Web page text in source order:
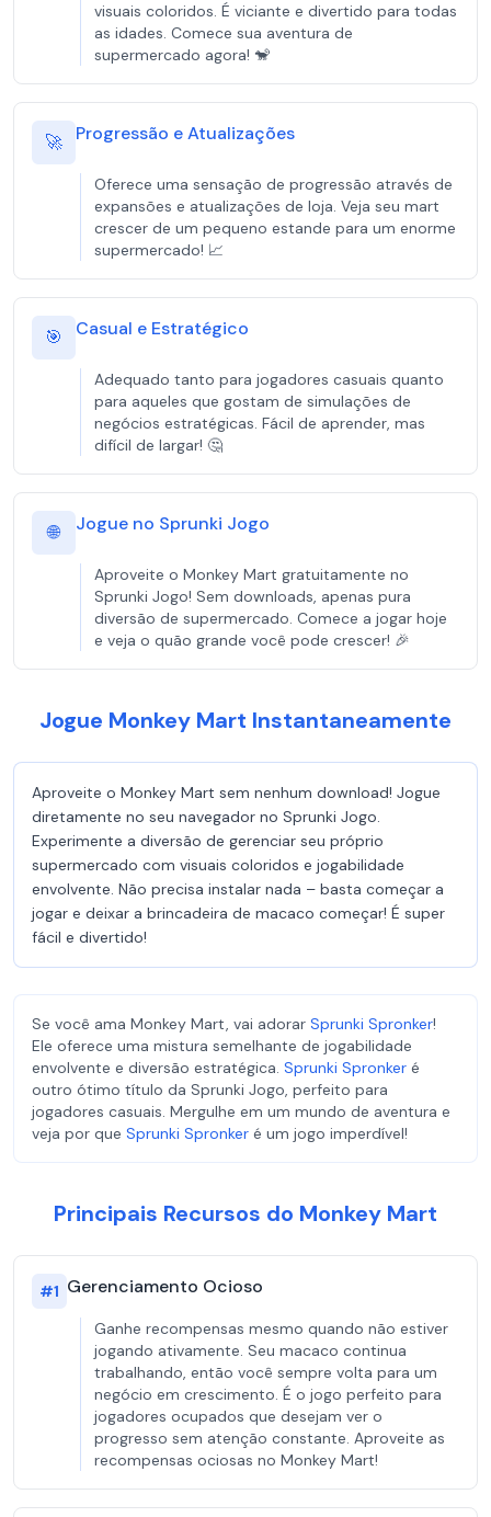
visuais coloridos. É viciante e divertido para todas
as idades. Comece sua aventura de
supermercado agora! 🐒
🚀 Progressão e Atualizações
Oferece uma sensação de progressão através de
expansões e atualizações de loja. Veja seu mart
crescer de um pequeno estande para um enorme
supermercado! 📈
🎯 Casual e Estratégico
Adequado tanto para jogadores casuais quanto
para aqueles que gostam de simulações de
negócios estratégicas. Fácil de aprender, mas
difícil de largar! 🤔
🌐 Jogue no Sprunki Jogo
Aproveite o Monkey Mart gratuitamente no
Sprunki Jogo! Sem downloads, apenas pura
diversão de supermercado. Comece a jogar hoje
e veja o quão grande você pode crescer! 🎉
Jogue Monkey Mart Instantaneamente
Aproveite o Monkey Mart sem nenhum download! Jogue
diretamente no seu navegador no Sprunki Jogo.
Experimente a diversão de gerenciar seu próprio
supermercado com visuais coloridos e jogabilidade
envolvente. Não precisa instalar nada – basta começar a
jogar e deixar a brincadeira de macaco começar! É super
fácil e divertido!
Se você ama Monkey Mart, vai adorar Sprunki Spronker!
Ele oferece uma mistura semelhante de jogabilidade
envolvente e diversão estratégica. Sprunki Spronker é
outro ótimo título da Sprunki Jogo, perfeito para
jogadores casuais. Mergulhe em um mundo de aventura e
veja por que Sprunki Spronker é um jogo imperdível!
Principais Recursos do Monkey Mart
#1 Gerenciamento Ocioso
Ganhe recompensas mesmo quando não estiver
jogando ativamente. Seu macaco continua
trabalhando, então você sempre volta para um
negócio em crescimento. É o jogo perfeito para
jogadores ocupados que desejam ver o
progresso sem atenção constante. Aproveite as
recompensas ociosas no Monkey Mart!